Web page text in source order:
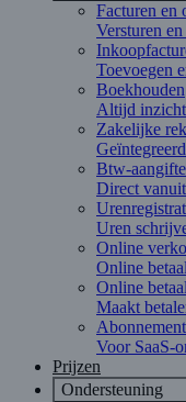
Facturen en
Versturen
Toevoegen
Boekhouden
Altijd inzicht
Zakelijke
Btw-aangifte
Direct
Uren
Online
Online
Online
Maakt
Voor SaaS-
Prijzen
Ondersteuning